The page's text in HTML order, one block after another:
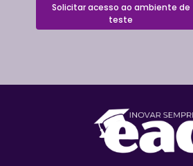
Solicitar acesso ao ambiente de
teste